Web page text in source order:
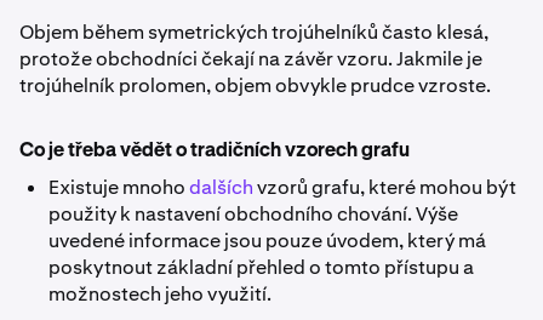
Objem během symetrických trojúhelníků často klesá,
protože obchodníci čekají na závěr vzoru. Jakmile je
trojúhelník prolomen, objem obvykle prudce vzroste.
Co je třeba vědět o tradičních vzorech grafu
Existuje mnohodalšíchvzorů grafu, které mohou být
použity k nastavení obchodního chování. Výše
uvedené informace jsou pouze úvodem, který má
poskytnout základní přehled o tomto přístupu a
možnostech jeho využití.